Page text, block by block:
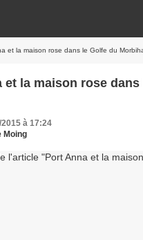
et la maison rose dans le Golfe du
et la maison rose dans
à 17:24
Moing